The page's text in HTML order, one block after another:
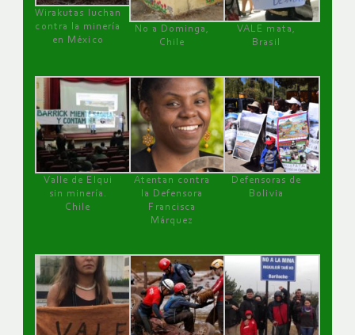
Wirakutas luchan
contra la minería
en México
No a Dominga,
Chile
VALE mata,
Brasil
Valle de Elqui
sin minería.
Chile
Atentan contra
la Defensora
Francisca
Márquez
Defensoras de
Bolivia